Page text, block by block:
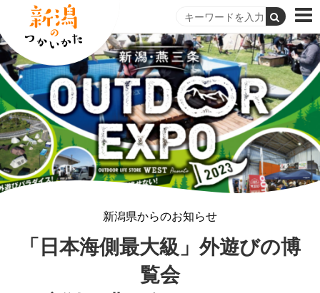
新潟県からのお知らせ
「日本海側最大級」外遊びの博
覧会